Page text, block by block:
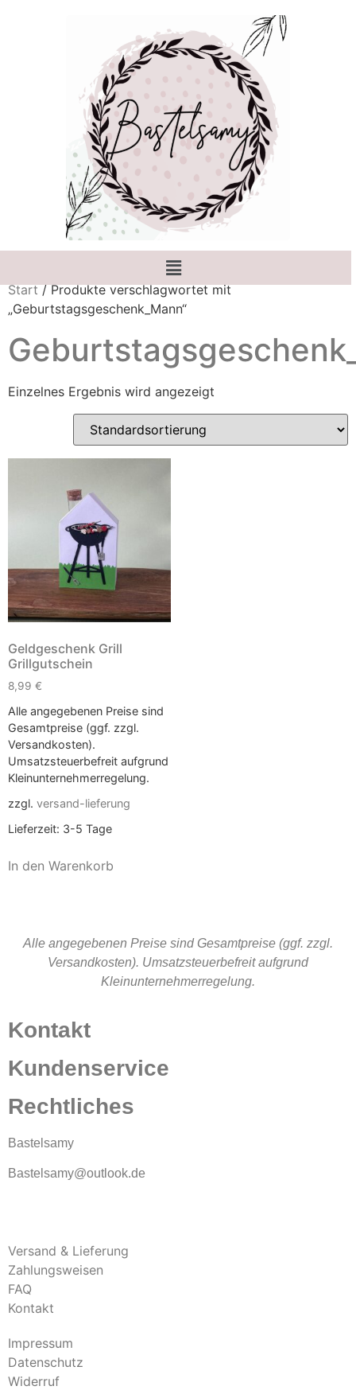
Start/ Produkte verschlagwortet mit
„Geburtstagsgeschenk_Mann“
Einzelnes Ergebnis wird angezeigt
Geldgeschenk Grill
Grillgutschein
8,99 €
Alle angegebenen Preise sind
Gesamtpreise (ggf. zzgl.
Versandkosten).
Umsatzsteuerbefreit aufgrund
Kleinunternehmerregelung.
zzgl. versand-lieferung
Lieferzeit: 3-5 Tage
In den Warenkorb
Alle angegebenen Preise sind Gesamtpreise (ggf. zzgl.
Versandkosten). Umsatzsteuerbefreit aufgrund
Kleinunternehmerregelung.
Kontakt
Kundenservice
Rechtliches
Bastelsamy
Bastelsamy@outlook.de
Versand & Lieferung
Zahlungsweisen
FAQ
Kontakt
Impressum
Datenschutz
Widerruf